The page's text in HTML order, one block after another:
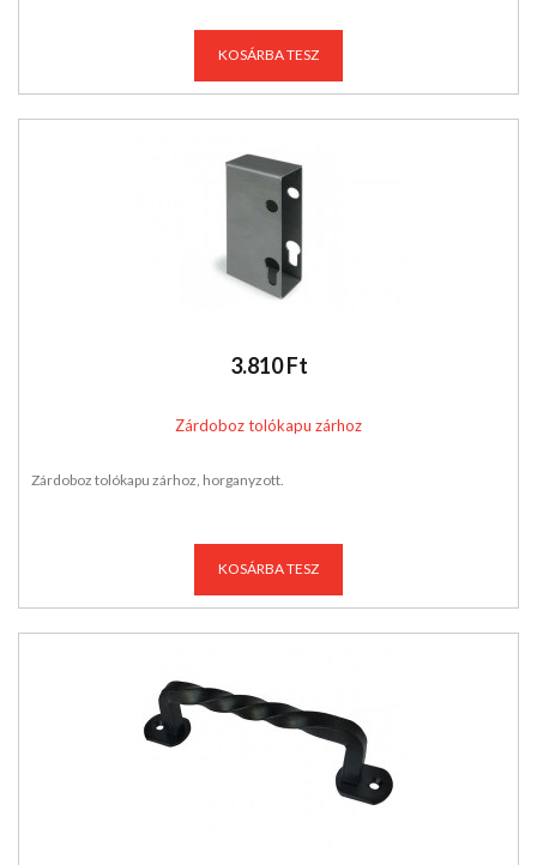
KOSÁRBA TESZ
3.810 Ft
Zárdoboz tolókapu zárhoz
Zárdoboz tolókapu zárhoz, horganyzott.
KOSÁRBA TESZ